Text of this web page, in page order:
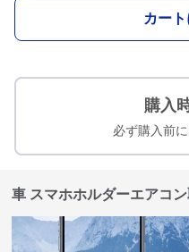
カー
購入
必ず購入前
車 スマホホルダーエアコ